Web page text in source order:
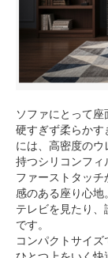
ソファにとって座
硬すぎず柔らかす
には、高密度の
持つシリコンフィ
ファーストタッ
感のある座り心地。
テレビを見たり、
です。
コンパクトサイズ